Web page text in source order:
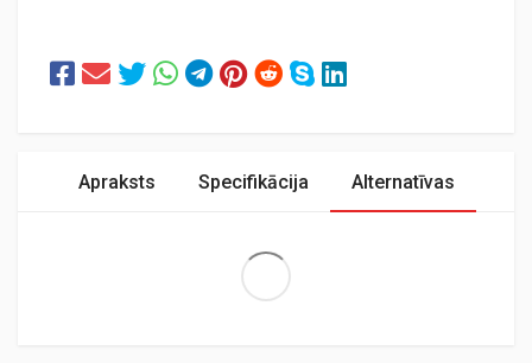
Apraksts Specifikācija Alternatīvas
Extra Large